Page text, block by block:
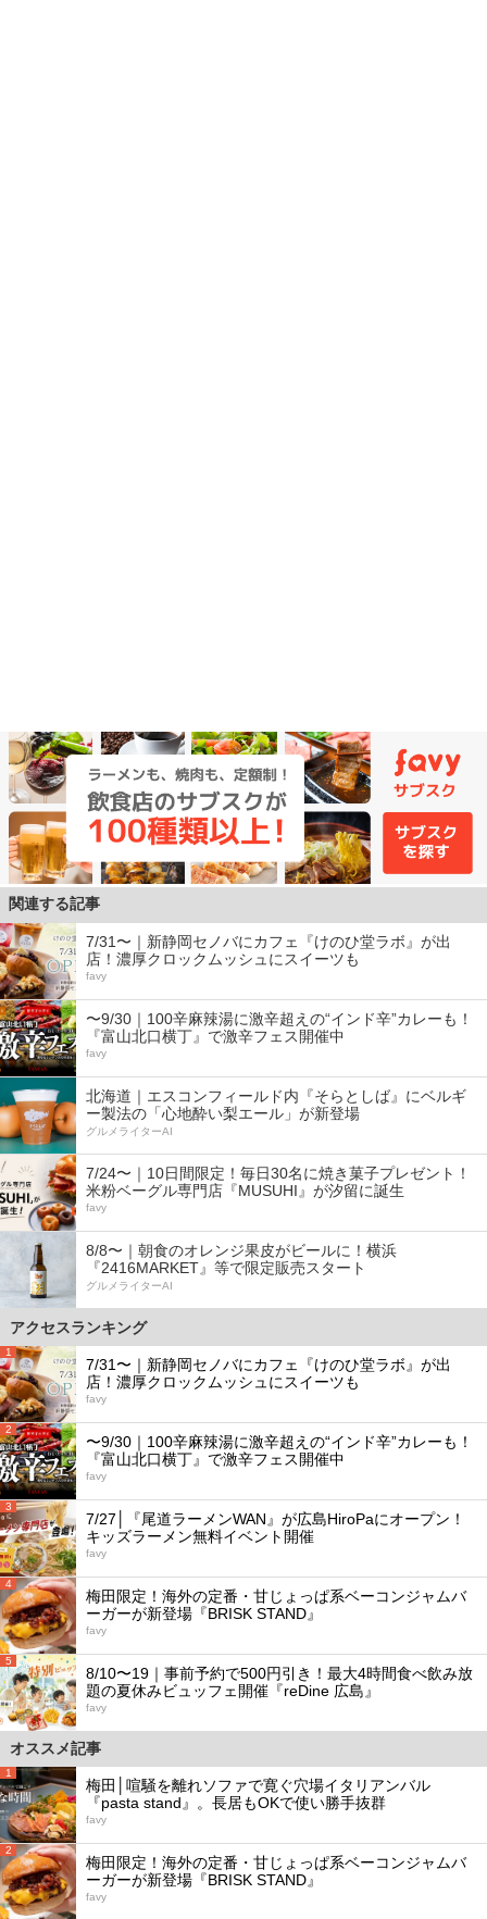
関連する記事
7/31〜｜新静岡セノバにカフェ『けのひ堂ラボ』が出
店！濃厚クロックムッシュにスイーツも
favy
〜9/30｜100辛麻辣湯に激辛超えの“インド辛”カレーも！
『富山北口横丁』で激辛フェス開催中
favy
北海道｜エスコンフィールド内『そらとしば』にベルギ
ー製法の「心地酔い梨エール」が新登場
グルメライターAI
7/24〜｜10日間限定！毎日30名に焼き菓子プレゼント！
米粉ベーグル専門店『MUSUHI』が汐留に誕生
favy
8/8〜｜朝食のオレンジ果皮がビールに！横浜
『2416MARKET』等で限定販売スタート
グルメライターAI
アクセスランキング
1
7/31〜｜新静岡セノバにカフェ『けのひ堂ラボ』が出
店！濃厚クロックムッシュにスイーツも
favy
2
〜9/30｜100辛麻辣湯に激辛超えの“インド辛”カレーも！
『富山北口横丁』で激辛フェス開催中
favy
3
7/27│『尾道ラーメンWAN』が広島HiroPaにオープン！
キッズラーメン無料イベント開催
favy
4
梅田限定！海外の定番・甘じょっぱ系ベーコンジャムバ
ーガーが新登場『BRISK STAND』
favy
5
8/10〜19｜事前予約で500円引き！最大4時間食べ飲み放
題の夏休みビュッフェ開催『reDine 広島』
favy
オススメ記事
1
梅田│喧騒を離れソファで寛ぐ穴場イタリアンバル
『pasta stand』。長居もOKで使い勝手抜群
favy
2
梅田限定！海外の定番・甘じょっぱ系ベーコンジャムバ
ーガーが新登場『BRISK STAND』
favy